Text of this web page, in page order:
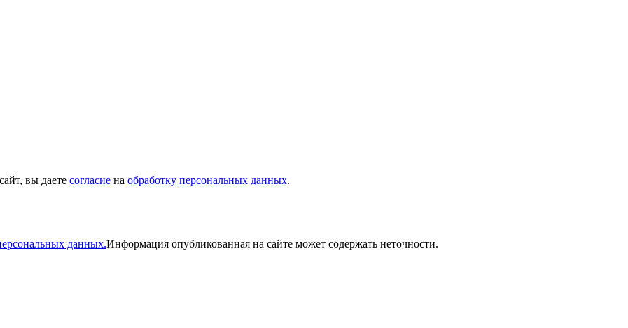
вы даете согласие на обработку персональных данных.
данных.Информация опубликованная на сайте может содержать неточности.